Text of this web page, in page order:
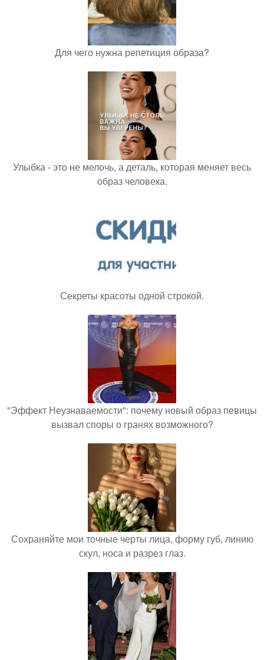
Для чего нужна репетиция образа?
Улыбка - это не мелочь, а деталь, которая меняет весь
образ человека.
Секреты красоты одной строкой.
"Эффект Неузнаваемости": почему новый образ певицы
вызвал споры о гранях возможного?
Сохраняйте мои точные черты лица, форму губ, линию
скул, носа и разрез глаз.